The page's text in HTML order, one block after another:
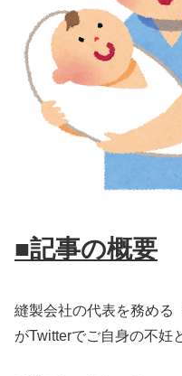
■記事の概要
縫製会社の代表を務める
がTwitterでご自身の不妊